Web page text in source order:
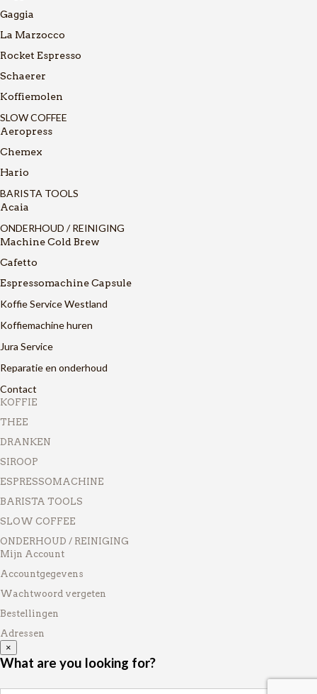
Gaggia
La Marzocco
Rocket Espresso
Schaerer
Koffiemolen
SLOW COFFEE
Aeropress
Chemex
Hario
BARISTA TOOLS
Acaia
ONDERHOUD / REINIGING
Machine Cold Brew
Cafetto
Espressomachine Capsule
Koffie Service Westland
Koffiemachine huren
Jura Service
Reparatie en onderhoud
Contact
KOFFIE
THEE
DRANKEN
SIROOP
ESPRESSOMACHINE
BARISTA TOOLS
SLOW COFFEE
ONDERHOUD / REINIGING
Mijn Account
Accountgegevens
Wachtwoord vergeten
Bestellingen
Adressen
×
What are you looking for?